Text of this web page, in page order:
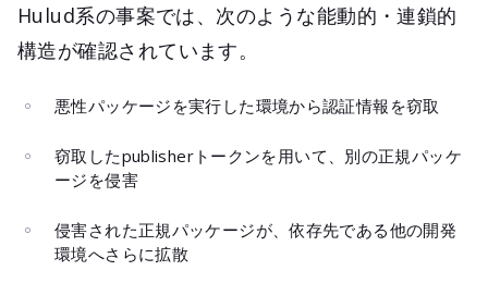
Hulud系の事案では、次のような能動的・連鎖的
構造が確認されています。
悪性パッケージを実行した環境から認証情報を窃取
窃取したpublisherトークンを用いて、別の正規パッケ
ージを侵害
侵害された正規パッケージが、依存先である他の開発
環境へさらに拡散